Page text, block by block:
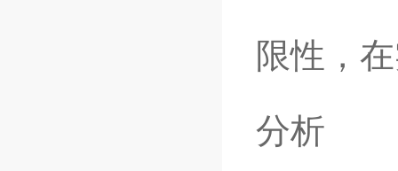
限性，
分析